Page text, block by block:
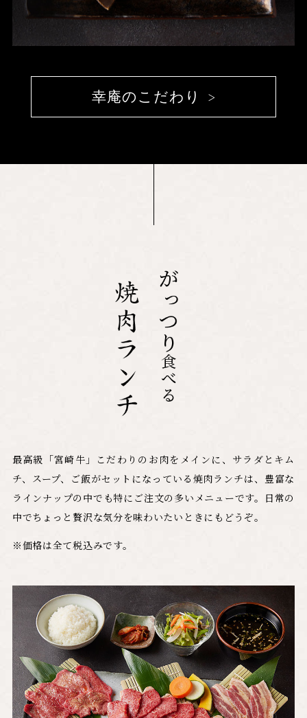
幸庵のこだわり
最高級「宮崎牛」こだわりのお肉をメインに、サラダとキム
チ、スープ、ご飯がセットになっている焼肉ランチは、豊富な
ラインナップの中でも特にご注文の多いメニューです。日常の
中でちょっと贅沢な気分を味わいたいときにもどうぞ。
※価格は全て税込みです。